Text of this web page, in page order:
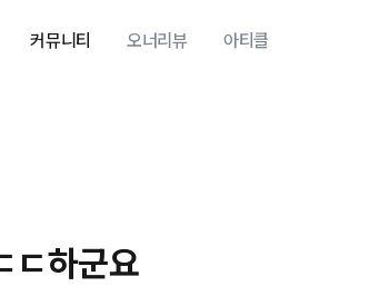
커뮤니티 오너리뷰 아티클
ㄷ하군요